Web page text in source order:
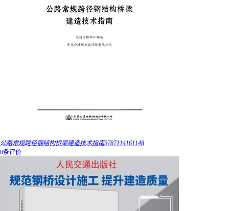
公路常规跨径钢结构桥梁建造技术指南9787114161148
0条评价